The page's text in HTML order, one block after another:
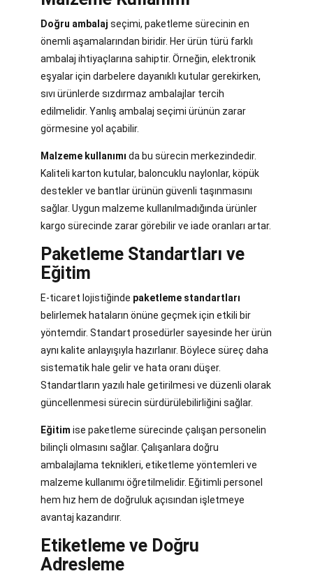
Doğru ambalaj seçimi, paketleme sürecinin en
önemli aşamalarından biridir. Her ürün türü farklı
ambalaj ihtiyaçlarına sahiptir. Örneğin, elektronik
eşyalar için darbelere dayanıklı kutular gerekirken,
sıvı ürünlerde sızdırmaz ambalajlar tercih
edilmelidir. Yanlış ambalaj seçimi ürünün zarar
görmesine yol açabilir.
Malzeme kullanımı da bu sürecin merkezindedir.
Kaliteli karton kutular, baloncuklu naylonlar, köpük
destekler ve bantlar ürünün güvenli taşınmasını
sağlar. Uygun malzeme kullanılmadığında ürünler
kargo sürecinde zarar görebilir ve iade oranları artar.
Paketleme Standartları ve
Eğitim
E-ticaret lojistiğinde paketleme standartları
belirlemek hataların önüne geçmek için etkili bir
yöntemdir. Standart prosedürler sayesinde her ürün
aynı kalite anlayışıyla hazırlanır. Böylece süreç daha
sistematik hale gelir ve hata oranı düşer.
Standartların yazılı hale getirilmesi ve düzenli olarak
güncellenmesi sürecin sürdürülebilirliğini sağlar.
Eğitim ise paketleme sürecinde çalışan personelin
bilinçli olmasını sağlar. Çalışanlara doğru
ambalajlama teknikleri, etiketleme yöntemleri ve
malzeme kullanımı öğretilmelidir. Eğitimli personel
hem hız hem de doğruluk açısından işletmeye
avantaj kazandırır.
Etiketleme ve Doğru
Adresleme